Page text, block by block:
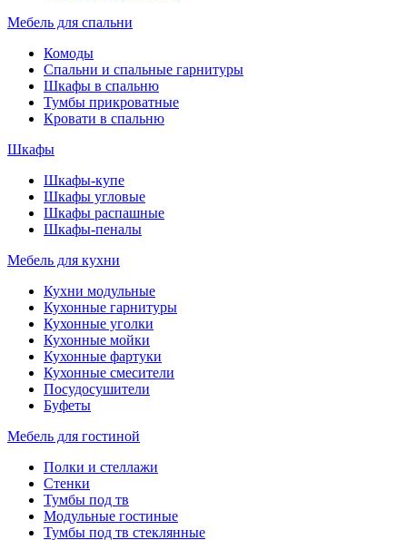
Мебель для спальни
Комоды
Спальни и спальные гарнитуры
Шкафы в спальню
Тумбы прикроватные
Кровати в спальню
Шкафы
Шкафы-купе
Шкафы угловые
Шкафы распашные
Шкафы-пеналы
Мебель для кухни
Кухни модульные
Кухонные гарнитуры
Кухонные уголки
Кухонные мойки
Кухонные фартуки
Кухонные смесители
Посудосушители
Буфеты
Мебель для гостиной
Полки и стеллажи
Стенки
Тумбы под тв
Модульные гостиные
Тумбы под тв стеклянные